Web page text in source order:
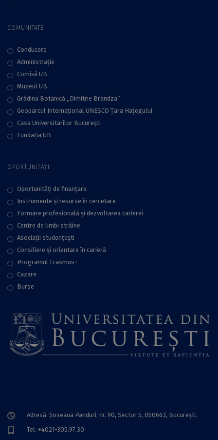
COMUNITATE
Conducere
Administraţie
Comisii UB
Muzeul UB
Grădina Botanică „Dimitrie Brandza”
Geoparcul Internațional UNESCO Țara Hațegului
Casa Universitarilor București
Fundaţia UB
OPORTUNITĂȚI
Oportunități de finanțare
Instrumente și resurse în cercetare
Formare profesională și dezvoltarea carierei
Centre de limbi străine
Asociații studențești
Consiliere şi orientare în carieră
Programul Erasmus+
Cazare
Burse
Adresă: Șoseaua Panduri, nr. 90, Sector 5, 050663, Bucureşti.
Tel: +4021-305.97.30